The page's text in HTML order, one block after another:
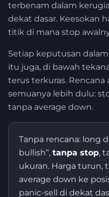
terbenam dalam
dekat dasar. Keesokan
titik di mana stop
Setiap keputusan
itu juga, di bawah
terus terkuras.
semuanya lebih dulu:
tanpa average down.
Tanpa rencana: long
bullish”, tanpa stop,
ukuran. Harga turun,
average down ke
panic-sell di dekat